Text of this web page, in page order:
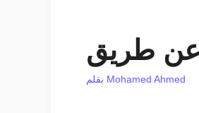
Mohamed Ahmed